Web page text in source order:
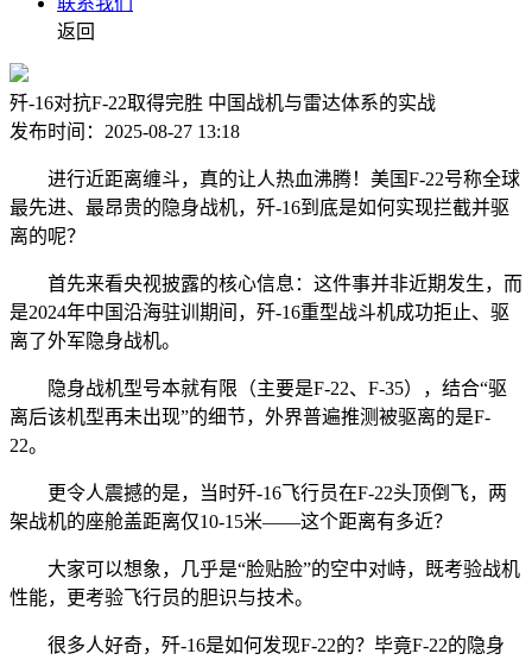
返回
歼-16对抗F-22取得完胜 中国战机与雷达体系的实战
发布时间：2025-08-27 13:18
进行近距离缠斗，真的让人热血沸腾！美国F-22号称全球
最先进、最昂贵的隐身战机，歼-16到底是如何实现拦截并驱
离的呢？
首先来看央视披露的核心信息：这件事并非近期发生，而
是2024年中国沿海驻训期间，歼-16重型战斗机成功拒止、驱
离了外军隐身战机。
隐身战机型号本就有限（主要是F-22、F-35），结合“驱
离后该机型再未出现”的细节，外界普遍推测被驱离的是F-
22。
更令人震撼的是，当时歼-16飞行员在F-22头顶倒飞，两
架战机的座舱盖距离仅10-15米——这个距离有多近？
大家可以想象，几乎是“脸贴脸”的空中对峙，既考验战机
性能，更考验飞行员的胆识与技术。
很多人好奇，歼-16是如何发现F-22的？毕竟F-22的隐身